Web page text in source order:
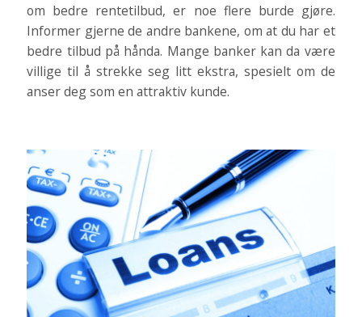
om bedre rentetilbud, er noe flere burde gjøre.
Informer gjerne de andre bankene, om at du har et
bedre tilbud på hånda. Mange banker kan da være
villige til å strekke seg litt ekstra, spesielt om de
anser deg som en attraktiv kunde.